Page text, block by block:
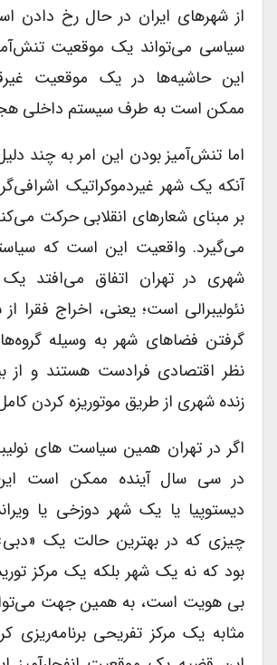
از شهرهای ایران در حال رخ دادن
سیاسی می‌تواند یک موقعیت
این حاشیه‌ها در یک موقعیت
ممکن است به طرف سیستم داخلی
اما تنش‌آمیز بودن این امر به چند
آنکه یک شهر غیردموکراتیک
بر مبنای شعارهای انقلابی حرکت
می‌گیرد. واقعیت این است که
شهری در تهران اتفاق می‌افتد یک
نئولیبرالی است؛ یعنی، اخراج فقرا
گرفتن فضاهای شهر به وسیله
نظر اقتصادی فرادست هستند و از
زنده شهری از طریق موتوریزه کردن کامل
اگر در تهران همین سیاست های
در سی سال آینده ممکن است
دیستوپیا یا یک شهر دوزخی یا
چیزی که در بهترین حالت یک
بود که نه یک شهر بلکه یک مرکز
بی هویت است، به همین جهت
مثابه یک مرکز تفریحی برنامه‌ریزی